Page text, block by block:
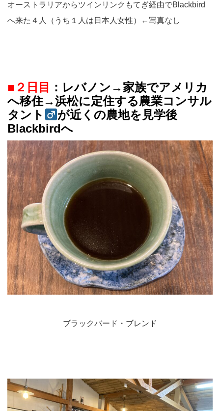
オーストラリアからツインリンクもてぎ経由でBlackbird
へ来た４人（うち１人は日本人女性）←写真なし
■２日目 ：レバノン→家族でアメリカ
へ移住→浜松に定住する農業コンサル
タント
が近くの農地を見学後
Blackbirdへ
ブラックバード・ブレンド